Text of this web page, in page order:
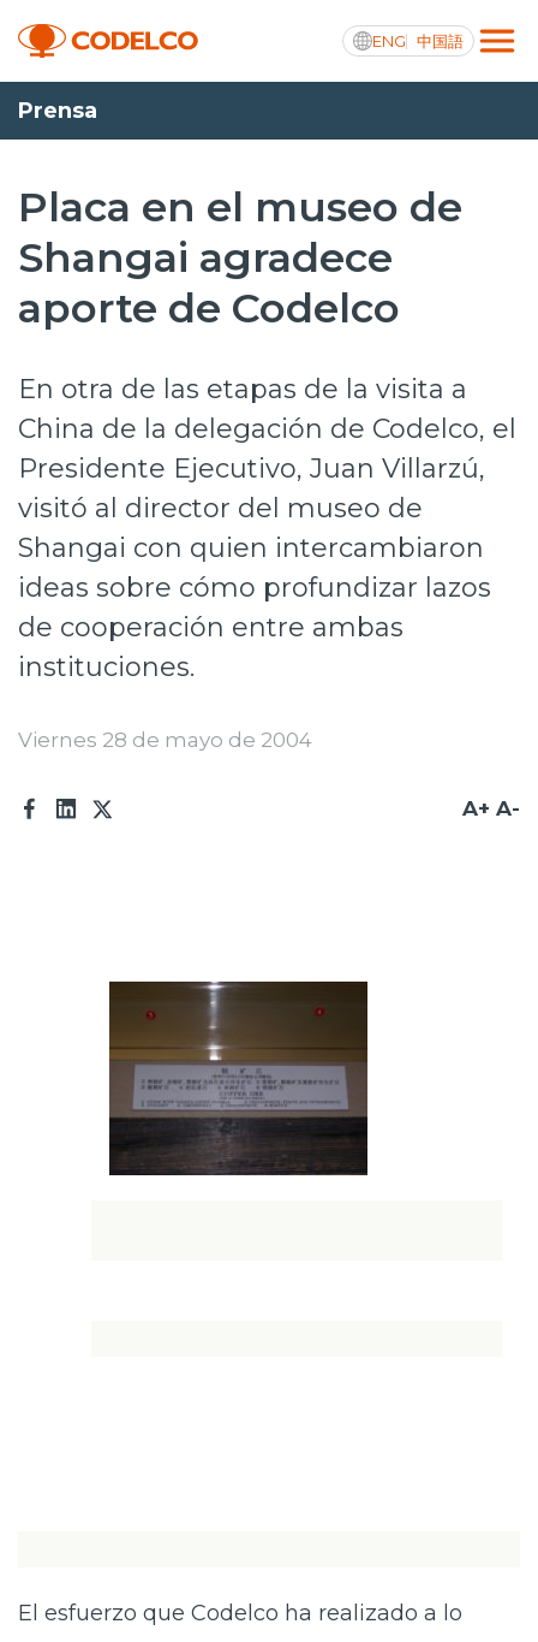
ENG 中国語
Transparencia activa
Nosotros
Operaciones
Sustentabilidad
Innovación
Inversionistas
Prensa
Trabaja en Codelco
Transparencia activa
Acceso trabajadores/as
Prensa
Placa en el museo de
Shangai agradece
aporte de Codelco
En otra de las etapas de la visita a
China de la delegación de Codelco, el
Presidente Ejecutivo, Juan Villarzú,
visitó al director del museo de
Shangai con quien intercambiaron
ideas sobre cómo profundizar lazos
de cooperación entre ambas
instituciones.
Viernes 28 de mayo de 2004
A+ A-
El esfuerzo que Codelco ha realizado a lo